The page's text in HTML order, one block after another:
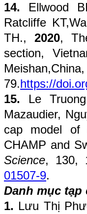
14. Ellwood
Ratcliffe
TH.,2020,
section,
Meishan,China
79.https://
15. Le
Mazaudier,
cap model of
CHAMP and
Science, 130,
01507-9.
Danh mục
1. Lưu Thị